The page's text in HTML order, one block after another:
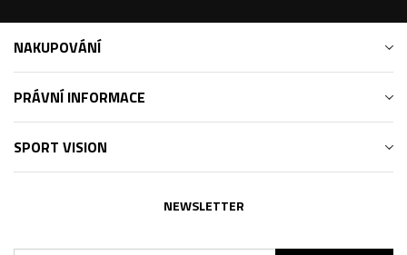
NAKUPOVÁNÍ
PRÁVNÍ INFORMACE
SPORT VISION
NEWSLETTER